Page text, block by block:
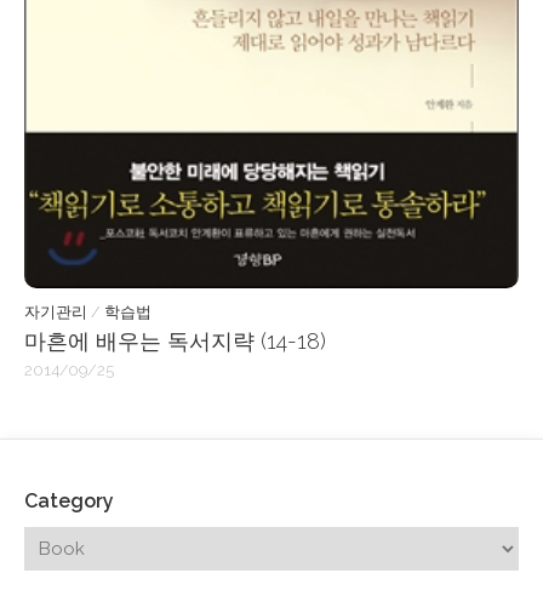
자기관리 / 학습법
마흔에 배우는 독서지략 (14-18)
2014/09/25
Category